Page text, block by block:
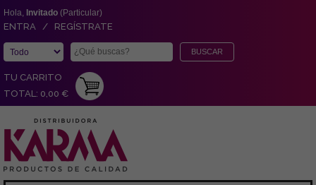
Hola, Invitado (Particular)
ENTRA / REGÍSTRATE
TU CARRITO
TOTAL: 0,00 €